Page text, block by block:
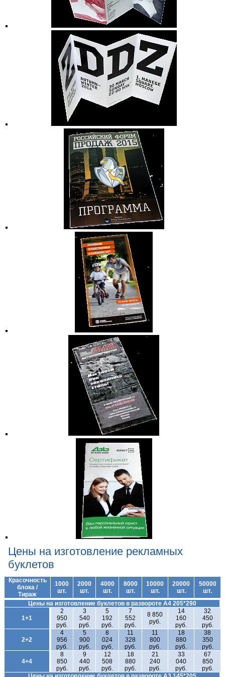
Спецпредложения
Цены на изготовление рекламных
буклетов
Красочность
блока /
Тираж
1000
шт.
2000
шт.
4000
шт.
8000
шт.
10000
шт.
20000
шт.
50000
шт.
Цены на изготовление буклетов в развороте А4 205*290
1+1
2
950
руб.
3
540
руб.
5
192
руб.
7
552
руб.
8 850
руб.
14
160
руб.
32
450
руб.
2+2
4
956
руб.
5
900
руб.
8
024
руб.
11
328
руб.
11
800
руб.
18
880
руб.
38
350
руб.
4+4
8
850
руб.
9
440
руб.
12
508
руб.
18
880
руб.
21
240
руб.
33
040
руб.
67
850
руб.